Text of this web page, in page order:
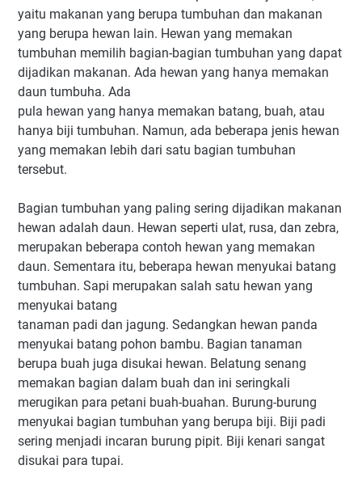
yaitu makanan yang berupa tumbuhan dan makanan
yang berupa hewan lain. Hewan yang memakan
tumbuhan memilih bagian-bagian tumbuhan yang dapat
dijadikan makanan. Ada hewan yang hanya memakan
daun tumbuha. Ada
pula hewan yang hanya memakan batang, buah, atau
hanya biji tumbuhan. Namun, ada beberapa jenis hewan
yang memakan lebih dari satu bagian tumbuhan
tersebut.
Bagian tumbuhan yang paling sering dijadikan makanan
hewan adalah daun. Hewan seperti ulat, rusa, dan zebra,
merupakan beberapa contoh hewan yang memakan
daun. Sementara itu, beberapa hewan menyukai batang
tumbuhan. Sapi merupakan salah satu hewan yang
menyukai batang
tanaman padi dan jagung. Sedangkan hewan panda
menyukai batang pohon bambu. Bagian tanaman
berupa buah juga disukai hewan. Belatung senang
memakan bagian dalam buah dan ini seringkali
merugikan para petani buah-buahan. Burung-burung
menyukai bagian tumbuhan yang berupa biji. Biji padi
sering menjadi incaran burung pipit. Biji kenari sangat
disukai para tupai.